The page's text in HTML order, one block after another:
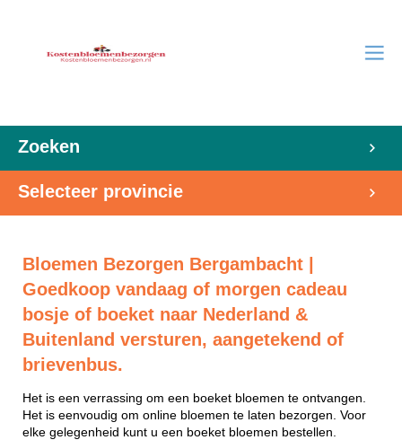
Zoeken
Selecteer provincie
Bloemen Bezorgen Bergambacht |
Goedkoop vandaag of morgen cadeau
bosje of boeket naar Nederland &
Buitenland versturen, aangetekend of
brievenbus.
Het is een verrassing om een boeket bloemen te ontvangen.
Het is eenvoudig om online bloemen te laten bezorgen. Voor
elke gelegenheid kunt u een boeket bloemen bestellen.